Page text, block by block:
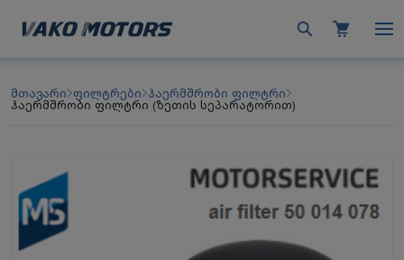
მთავარი ფილტრები ჰაერმშრობი ფილტრი
ჰაერმშრობი ფილტრი (ზეთის სეპარატორით)